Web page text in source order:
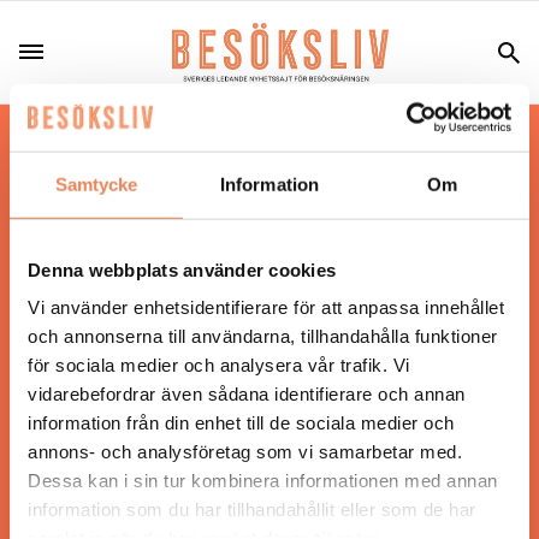
Samtycke Information Om
Denna webbplats använder cookies
Vi använder enhetsidentifierare för att anpassa innehållet
och annonserna till användarna, tillhandahålla funktioner
för sociala medier och analysera vår trafik. Vi
vidarebefordrar även sådana identifierare och annan
information från din enhet till de sociala medier och
annons- och analysföretag som vi samarbetar med.
Dessa kan i sin tur kombinera informationen med annan
information som du har tillhandahållit eller som de har
Hos oss läser du landets mest uppdaterade
nyheter och snackisar inom besöksnäringen.
Besöksliv i sin tryckta form är ett affärsmagasin
Tidningen ges ut avVisita
ANSVARIG UTGIVARE
Jonas Siljhammar
UPPHOVSRÄTT